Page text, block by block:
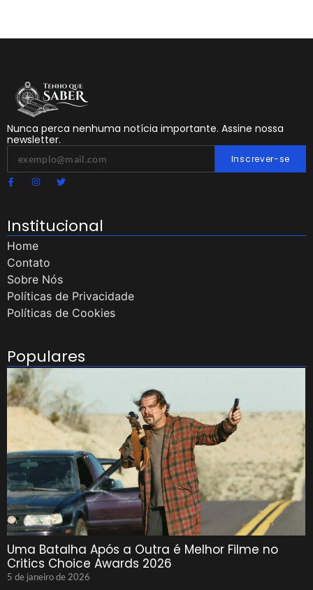
Nunca perca nenhuma notícia importante. Assine nossa
newsletter.
Inscrever-se
Institucional
Home
Contato
Sobre Nós
Políticas de Privacidade
Políticas de Cookies
Populares
Uma Batalha Após a Outra é Melhor Filme no
Critics Choice Awards 2026
5 de janeiro de 2026